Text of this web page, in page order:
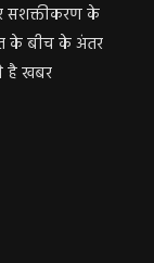
सशक्तीकरण के
के बीच के अंतर
है खबर